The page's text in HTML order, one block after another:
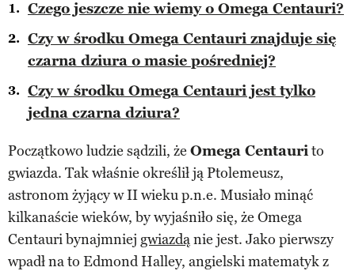
Czego jeszcze nie wiemy o Omega Centauri?
Czy w środku Omega Centauri znajduje się
czarna dziura o masie pośredniej?
Czy w środku Omega Centauri jest tylko
jedna czarna dziura?
Początkowo ludzie sądzili, że Omega Centaurito
gwiazda. Tak właśnie określił ją Ptolemeusz,
astronom żyjący w II wieku p.n.e. Musiało minąć
kilkanaście wieków, by wyjaśniło się, że Omega
Centauri bynajmniej gwiazdąnie jest. Jako pierwszy
wpadł na to Edmond Halley, angielski matematyk z